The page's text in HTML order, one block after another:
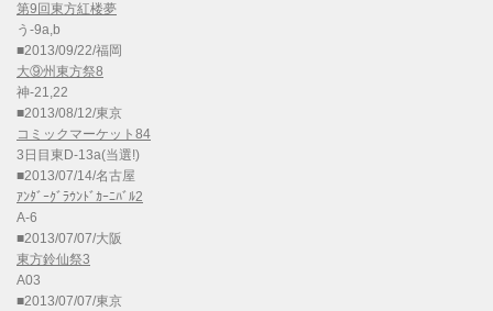
第9回東方紅楼夢
う-9a,b
■2013/09/22/福岡
大⑨州東方祭8
神-21,22
■2013/08/12/東京
コミックマーケット84
3日目東D-13a(当選!)
■2013/07/14/名古屋
ｱﾝﾀﾞｰｸﾞﾗｳﾝﾄﾞｶｰﾆﾊﾞﾙ2
A-6
■2013/07/07/大阪
東方鈴仙祭3
A03
■2013/07/07/東京